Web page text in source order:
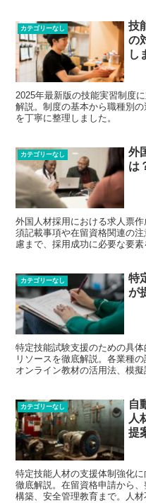
カテゴリーなし
技
の
し
2025年最新版の技能実習制度
解説。制度の基本から職種別
を丁寧に整理しました。
カテゴリーなし
外
は
外国人材採用における求人票
須記載事項や在留資格関連の
慮まで、採用成功に必要な要
カテゴリーなし
特
が
特定技能試験支援のための具
リソースを徹底解説。各業種
オンライン教材の活用法、模
カテゴリーなし
自
人
提
特定技能人材の支援体制強化
徹底解説。在留資格申請から
構築、安全管理教育まで。人